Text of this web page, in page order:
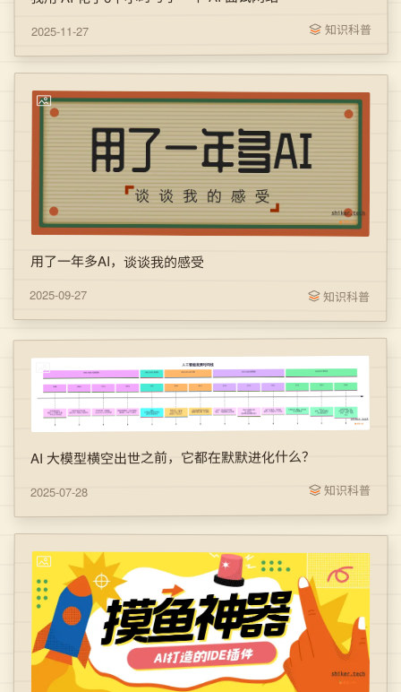
2025-11-27 知识科普
用了一年多AI，谈谈我的感受
2025-09-27 知识科普
AI 大模型横空出世之前，它都在默默进化什么？
2025-07-28 知识科普